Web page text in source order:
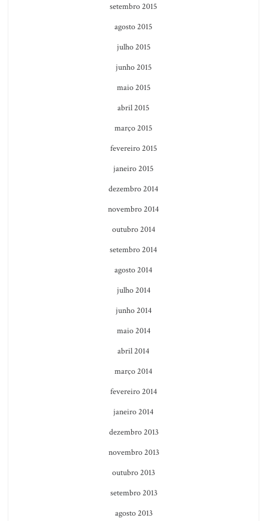
setembro 2015
agosto 2015
julho 2015
junho 2015
maio 2015
abril 2015
março 2015
fevereiro 2015
janeiro 2015
dezembro 2014
novembro 2014
outubro 2014
setembro 2014
agosto 2014
julho 2014
junho 2014
maio 2014
abril 2014
março 2014
fevereiro 2014
janeiro 2014
dezembro 2013
novembro 2013
outubro 2013
setembro 2013
agosto 2013